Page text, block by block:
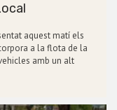
aquest matí els
a la flota de la
amb un alt